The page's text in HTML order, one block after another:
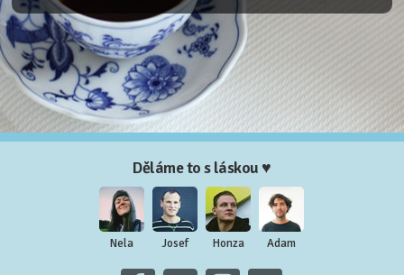
Děláme to s láskou ♥
Nela Josef Honza Adam